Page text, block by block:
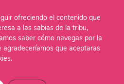
ofreciendo el contenido que
a las sabias de la tribu,
saber cómo navegas por la
agradeceríamos que aceptaras